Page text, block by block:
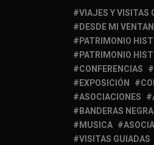
VIAJES Y VISITAS
DESDE MI
PATRIMONIO
PATRIMONIO
CONFERENCIAS
EXPOSICIÓN
ASOCIACIONES
BANDERAS
MUSICA
VISITAS GUIADAS